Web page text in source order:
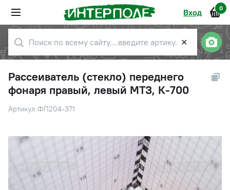
Вход 0
✕
Рассеиватель (стекло) переднего
фонаря правый, левый МТЗ, К-700
Артикул ФП204-371